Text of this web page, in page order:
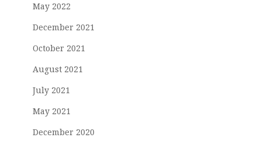
May 2022
December 2021
October 2021
August 2021
July 2021
May 2021
December 2020